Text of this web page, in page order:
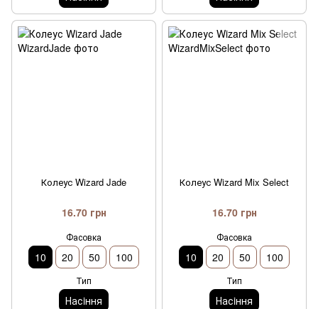
Колеус Wizard Jade
16.70 грн
Фасовка
10 20 50 100
Тип
Насiння
Колеус Wizard Mix Select
16.70 грн
Фасовка
10 20 50 100
Тип
Насiння